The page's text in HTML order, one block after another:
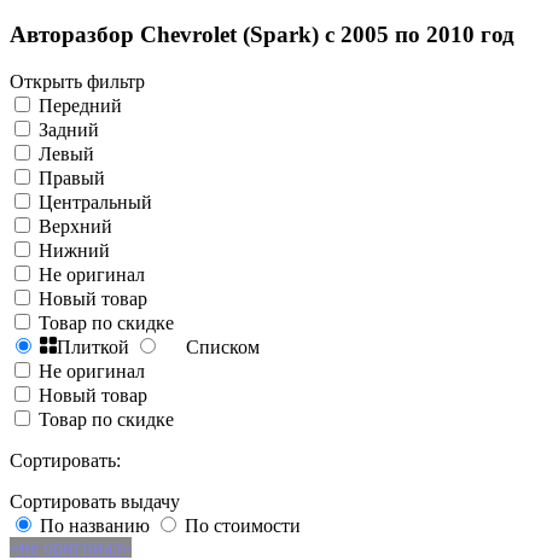
Авторазбор Chevrolet (Spark) с 2005 по 2010 год
Открыть фильтр
Передний
Задний
Левый
Правый
Центральный
Верхний
Нижний
Не оригинал
Новый товар
Товар по скидке
Плиткой
Списком
Не оригинал
Новый товар
Товар по скидке
Сортировать:
Сортировать выдачу
По названию
По стоимости
не оригинал